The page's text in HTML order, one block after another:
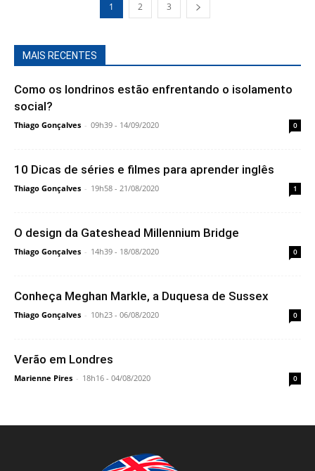
1 2 3
MAIS RECENTES
Como os londrinos estão enfrentando o isolamento
social?
Thiago Gonçalves - 09h39 - 14/09/2020 0
10 Dicas de séries e filmes para aprender inglês
Thiago Gonçalves - 19h58 - 21/08/2020 1
O design da Gateshead Millennium Bridge
Thiago Gonçalves - 14h39 - 18/08/2020 0
Conheça Meghan Markle, a Duquesa de Sussex
Thiago Gonçalves - 10h23 - 06/08/2020 0
Verão em Londres
Marienne Pires - 18h16 - 04/08/2020 0